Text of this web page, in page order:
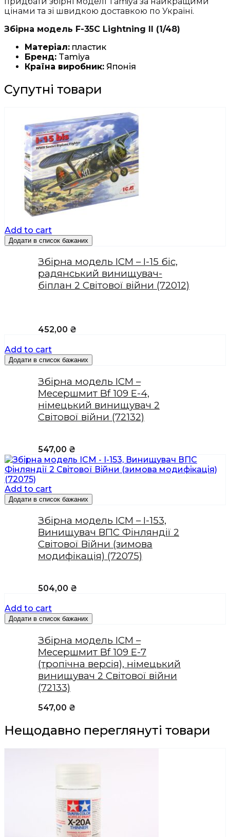
цінами та зі швидкою доставкою по Україні.
Збірна модель F-35C Lightning II (1/48)
Матеріал: пластик
Бренд: Tamiya
Країна виробник: Японія
Супутні товари
Add to cart
Додати в список бажаних
Збірна модель ICM – І-15 біс,
радянський винищувач-
біплан 2 Світової війни (72012)
452,00 ₴
Add to cart
Додати в список бажаних
Збірна модель ICM –
Месершмит Bf 109 E-4,
німецький винищувач 2
Світової війни (72132)
547,00 ₴
Add to cart
Додати в список бажаних
Збірна модель ICM – І-153,
Винищувач ВПС Фінляндії 2
Світової Війни (зимова
модифікація) (72075)
504,00 ₴
Add to cart
Додати в список бажаних
Збірна модель ICM –
Месершмит Bf 109 E-7
(тропічна версія), німецький
винищувач 2 Світової війни
(72133)
547,00 ₴
Нещодавно переглянуті товари